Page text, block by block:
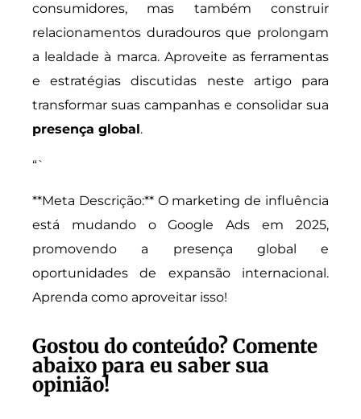
consumidores, mas também construir
relacionamentos duradouros que prolongam
a lealdade à marca. Aproveite as ferramentas
e estratégias discutidas neste artigo para
transformar suas campanhas e consolidar sua
presença global.
“`
**Meta Descrição:** O marketing de influência
está mudando o Google Ads em 2025,
promovendo a presença global e
oportunidades de expansão internacional.
Aprenda como aproveitar isso!
Gostou do conteúdo? Comente
abaixo para eu saber sua
opinião!